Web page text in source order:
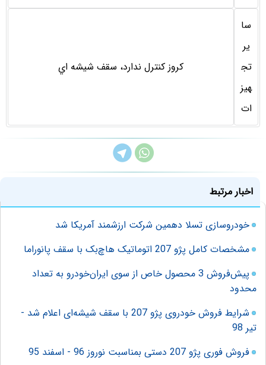
سا
یر
تج
هیز
ات
كروز كنترل ندارد، سقف شيشه اي
اخبار مرتبط
خودروسازی تسلا دهمین شرکت ارزشمند آمریکا شد
مشخصات کامل پژو 207 اتوماتیک هاچ‌بک با سقف پانوراما
پیش‌فروش 3 محصول خاص از سوی ایران‌خودرو به تعداد
محدود
شرایط فروش خودروی پژو 207 با سقف شیشه‌ای اعلام شد -
تیر 98
فروش فوری پژو 207 دستی بمناسبت نوروز 96 - اسفند 95